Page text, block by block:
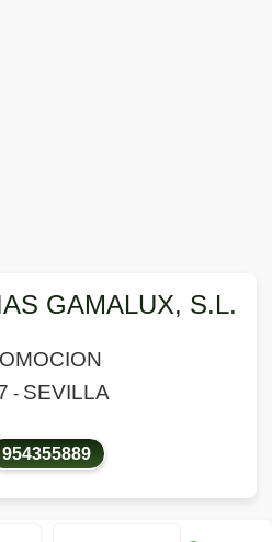
GAMALUX, S.L.
- SEVILLA
954355889